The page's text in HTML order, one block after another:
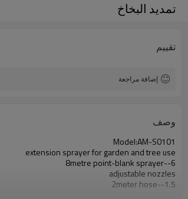
تمديد البخاخ
تقييم
إضافة مراجعة
وصف
Model:AM-S0101
extension sprayer for garden and tree use
6--8metre point-blank sprayer
adjustable nozzles
1.5--2meter hose